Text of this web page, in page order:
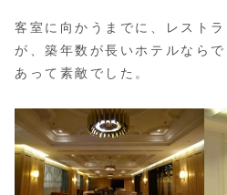
客室に向かうまでに、レスト
が、築年数が長いホテルなら
あって素敵でした。